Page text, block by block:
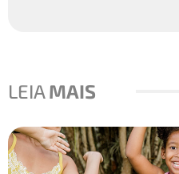
LEIAMAIS